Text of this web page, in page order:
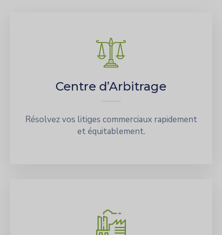
Centre d’Arbitrage
Résolvez vos litiges commerciaux rapidement
et équitablement.